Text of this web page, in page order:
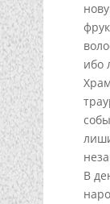
ибо
В